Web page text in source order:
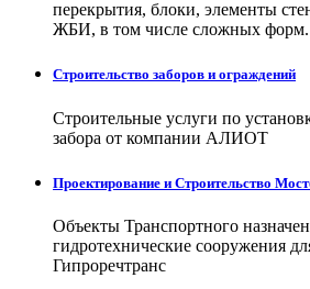
перекрытия, блоки, элементы
ЖБИ, в том числе сложных форм.
Строительство заборов и ограждений
Строительные услуги по
забора от компании АЛИОТ
Проектирование и Строительство
Объекты Транспортного
гидротехнические сооружения
Гипроречтранс